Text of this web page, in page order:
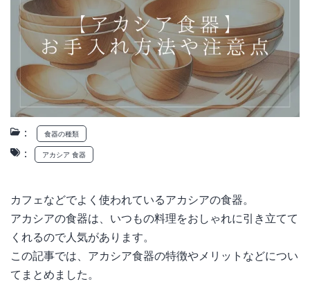
： 食器の種類
： アカシア 食器
カフェなどでよく使われているアカシアの食器。
アカシアの食器は、いつもの料理をおしゃれに引き立てて
くれるので人気があります。
この記事では、アカシア食器の特徴やメリットなどについ
てまとめました。